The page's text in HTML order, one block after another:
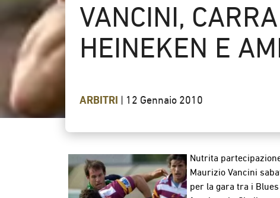
VANCINI,
HEINEKEN E
ARBITRI | 12 Gennaio 2010
Nutrita
Maurizio Vancini
per la gara tra i